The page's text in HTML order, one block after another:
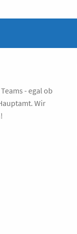
- egal ob
Wir